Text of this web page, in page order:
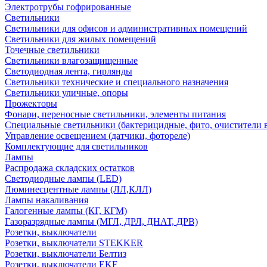
Электротрубы гофрированные
Светильники
Светильники для офисов и административных помещений
Светильники для жилых помещений
Точечные светильники
Светильники влагозащищенные
Светодиодная лента, гирлянды
Светильники технические и специального назначения
Светильники уличные, опоры
Прожекторы
Фонари, переносные светильники, элементы питания
Специальные светильники (бактерицидные, фито, очистители
Управление освещением (датчики, фотореле)
Комплектующие для светильников
Лампы
Распродажа складских остатков
Светодиодные лампы (LED)
Люминесцентные лампы (ЛЛ,КЛЛ)
Лампы накаливания
Галогенные лампы (КГ, КГМ)
Газоразрядные лампы (МГЛ, ДРЛ, ДНАТ, ДРВ)
Розетки, выключатели
Розетки, выключатели STEKKER
Розетки, выключатели Белтиз
Розетки, выключатели EKF